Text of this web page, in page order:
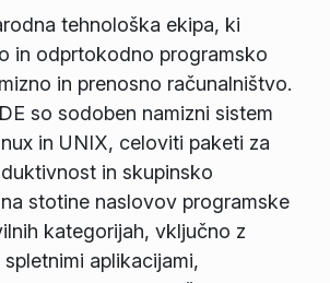
tehnološka ekipa, ki
in odprtokodno programsko
in prenosno računalništvo.
so sodoben namizni sistem
in UNIX, celoviti paketi za
in skupinsko
stotine naslovov programske
kategorijah, vključno z
aplikacijami,